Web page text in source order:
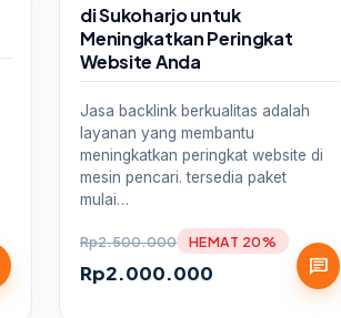
di Sukoharjo untuk
Meningkatkan Peringkat
Website Anda
Jasa backlink berkualitas adalah
layanan yang membantu
meningkatkan peringkat website di
mesin pencari. tersedia paket
mulai…
Rp2.500.000
Rp2.000.000
HEMAT 20%
chat